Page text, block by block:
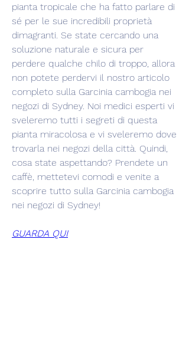
pianta tropicale che ha fatto parlare di
sé per le sue incredibili proprietà
dimagranti. Se state cercando una
soluzione naturale e sicura per
perdere qualche chilo di troppo, allora
non potete perdervi il nostro articolo
completo sulla Garcinia cambogia nei
negozi di Sydney. Noi medici esperti vi
sveleremo tutti i segreti di questa
pianta miracolosa e vi sveleremo dove
trovarla nei negozi della città. Quindi,
cosa state aspettando? Prendete un
caffè, mettetevi comodi e venite a
scoprire tutto sulla Garcinia cambogia
nei negozi di Sydney!
GUARDA QUI